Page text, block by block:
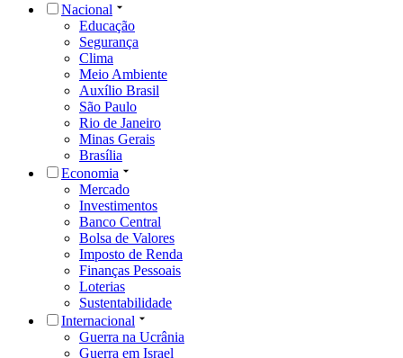
Nacional
Educação
Segurança
Clima
Meio Ambiente
Auxílio Brasil
São Paulo
Rio de Janeiro
Minas Gerais
Brasília
Economia
Mercado
Investimentos
Banco Central
Bolsa de Valores
Imposto de Renda
Finanças Pessoais
Loterias
Sustentabilidade
Internacional
Guerra na Ucrânia
Guerra em Israel